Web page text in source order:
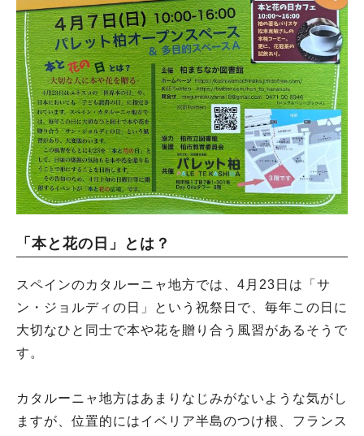
「本と花の日」とは？
スペインのカタルーニャ地方では、4月23日は「サ
ン・ジョルディの日」という祝祭日で、毎年この日に
大切なひと同士で本や花を贈り合う風習があるそうで
す。
カタルーニャ地方はあまりなじみがないような気がし
ますが、位置的にはイベリア半島のつけ根、フランス